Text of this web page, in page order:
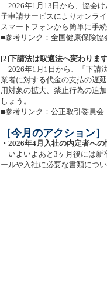
2026年1月13日から、協会
子申請サービスによりオンラ
スマートフォンから簡単に手続
■参考リンク：全国健康保険協
[2]下請法は取適法へ変わりま
2026年1月1日から、「下請
業者に対する代金の支払の遅
用対象の拡大、禁止行為の追
しょう。
■参考リンク：公正取引委員会
［今月のアクション］
・2026年4月入社の内定者へ
いよいよあと3ヶ月後には新
ールや入社に必要な書類につ